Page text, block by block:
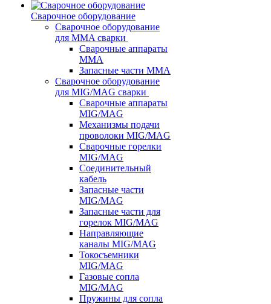
Сварочное оборудование
Сварочное оборудование
для MMA сварки
Сварочные аппараты
MMA
Запасные части MMA
Сварочное оборудование
для MIG/MAG сварки
Сварочные аппараты
MIG/MAG
Механизмы подачи
проволоки MIG/MAG
Сварочные горелки
MIG/MAG
Соединительный
кабель
Запасные части
MIG/MAG
Запасные части для
горелок MIG/MAG
Направляющие
каналы MIG/MAG
Токосъемники
MIG/MAG
Газовые сопла
MIG/MAG
Пружины для сопла